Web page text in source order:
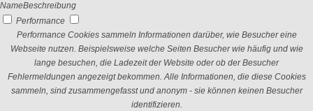
NameBeschreibung
Performance
Performance Cookies sammeln Informationen darüber, wie Besucher eine
Webseite nutzen. Beispielsweise welche Seiten Besucher wie häufig und wie
lange besuchen, die Ladezeit der Website oder ob der Besucher
Fehlermeldungen angezeigt bekommen. Alle Informationen, die diese Cookies
sammeln, sind zusammengefasst und anonym - sie können keinen Besucher
identifizieren.